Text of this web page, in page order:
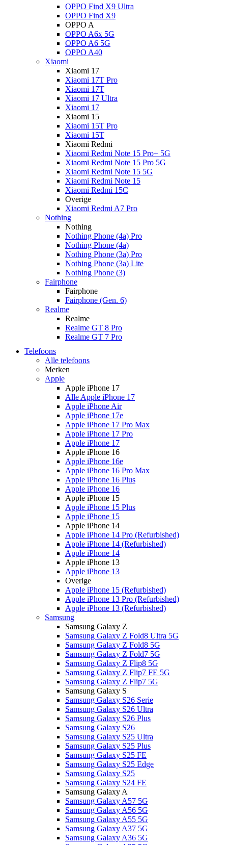
OPPO Find X9 Ultra
OPPO Find X9
OPPO A
OPPO A6x 5G
OPPO A6 5G
OPPO A40
Xiaomi
Xiaomi 17
Xiaomi 17T Pro
Xiaomi 17T
Xiaomi 17 Ultra
Xiaomi 17
Xiaomi 15
Xiaomi 15T Pro
Xiaomi 15T
Xiaomi Redmi
Xiaomi Redmi Note 15 Pro+ 5G
Xiaomi Redmi Note 15 Pro 5G
Xiaomi Redmi Note 15 5G
Xiaomi Redmi Note 15
Xiaomi Redmi 15C
Overige
Xiaomi Redmi A7 Pro
Nothing
Nothing
Nothing Phone (4a) Pro
Nothing Phone (4a)
Nothing Phone (3a) Pro
Nothing Phone (3a) Lite
Nothing Phone (3)
Fairphone
Fairphone
Fairphone (Gen. 6)
Realme
Realme
Realme GT 8 Pro
Realme GT 7 Pro
Telefoons
Alle telefoons
Merken
Apple
Apple iPhone 17
Alle Apple iPhone 17
Apple iPhone Air
Apple iPhone 17e
Apple iPhone 17 Pro Max
Apple iPhone 17 Pro
Apple iPhone 17
Apple iPhone 16
Apple iPhone 16e
Apple iPhone 16 Pro Max
Apple iPhone 16 Plus
Apple iPhone 16
Apple iPhone 15
Apple iPhone 15 Plus
Apple iPhone 15
Apple iPhone 14
Apple iPhone 14 Pro (Refurbished)
Apple iPhone 14 (Refurbished)
Apple iPhone 14
Apple iPhone 13
Apple iPhone 13
Overige
Apple iPhone 15 (Refurbished)
Apple iPhone 13 Pro (Refurbished)
Apple iPhone 13 (Refurbished)
Samsung
Samsung Galaxy Z
Samsung Galaxy Z Fold8 Ultra 5G
Samsung Galaxy Z Fold8 5G
Samsung Galaxy Z Fold7 5G
Samsung Galaxy Z Flip8 5G
Samsung Galaxy Z Flip7 FE 5G
Samsung Galaxy Z Flip7 5G
Samsung Galaxy S
Samsung Galaxy S26 Serie
Samsung Galaxy S26 Ultra
Samsung Galaxy S26 Plus
Samsung Galaxy S26
Samsung Galaxy S25 Ultra
Samsung Galaxy S25 Plus
Samsung Galaxy S25 FE
Samsung Galaxy S25 Edge
Samsung Galaxy S25
Samsung Galaxy S24 FE
Samsung Galaxy A
Samsung Galaxy A57 5G
Samsung Galaxy A56 5G
Samsung Galaxy A55 5G
Samsung Galaxy A37 5G
Samsung Galaxy A36 5G